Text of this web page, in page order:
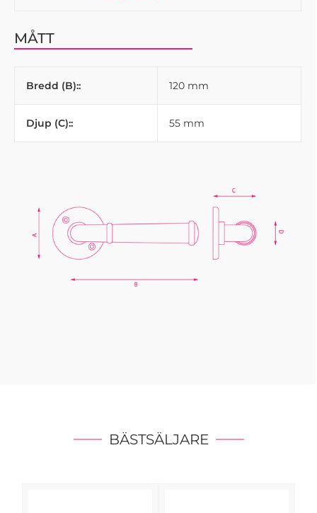
MÅTT
Bredd (B):: 120 mm
Djup (C):: 55 mm
BÄSTSÄLJARE